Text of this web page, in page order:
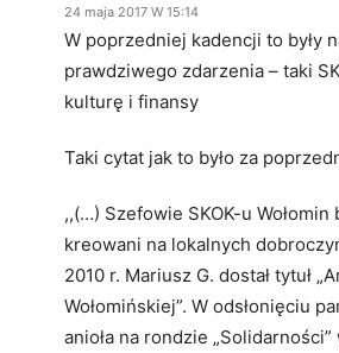
24 maja 2017 W 15:14
W poprzedniej kadencji to były
prawdziwego zdarzenia – taki
kulturę i finansy
Taki cytat jak to było za
,,(…) Szefowie SKOK-u
kreowani na lokalnych
2010 r. Mariusz G. dostał tytuł
Wołomińskiej”. W odsłonięciu
anioła na rondzie „Solidarności”